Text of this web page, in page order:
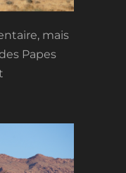
mais
Papes